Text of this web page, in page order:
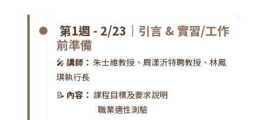
第1週 - 2/23｜ 引言 & 實習/工作
前準備
🎤講師： 朱士維教授、周漾沂特聘教授、林鳳
琪執行長
📝 內容： 課程目標及要求說明
職業適性測驗